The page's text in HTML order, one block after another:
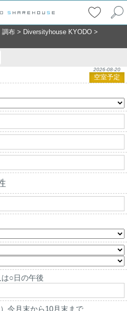
調布 > Diversityhouse KYODO >
2026-08-20
空室予定
○日の午後
今月末から10月末まで